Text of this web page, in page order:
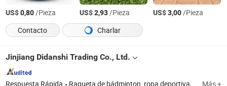
US$0,80/Pieza US$2,93/Pieza US$3,00/Pieza
Contacto
Charlar
Jinjiang Didanshi Trading Co., Ltd.
Respuesta Rápida Raqueta de bádminton, ropa deportiva, zapatos deportivos, suministros de yoga y pilates, suministros de casino, productos de entretenimiento, productos de fitness, productos de belleza, productos para la pérdida de peso, guantes de boxeo Más +